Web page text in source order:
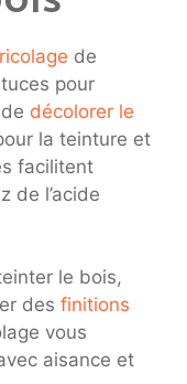
de
pour
décolorer le
la teinture et
facilitent
de l’acide
le bois,
des finitions
vous
aisance et